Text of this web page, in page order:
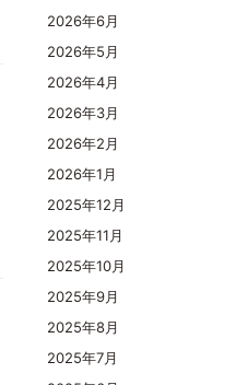
2026年6月
2026年5月
2026年4月
2026年3月
2026年2月
2026年1月
2025年12月
2025年11月
2025年10月
2025年9月
2025年8月
2025年7月